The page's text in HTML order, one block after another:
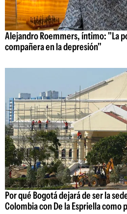
Alejandro Roemmers, íntimo: "La
compañera en la depresión"
Por qué Bogotá dejará de ser la
Colombia con De la Espriella como